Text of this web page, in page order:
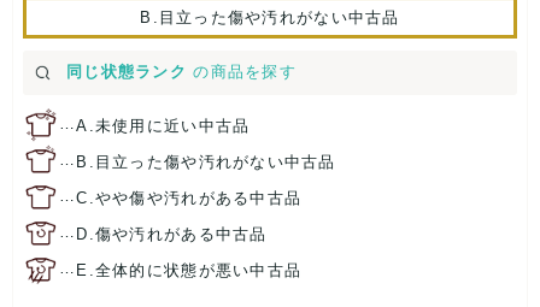
B.目立った傷や汚れがない中古品
同じ状態ランク の商品を探す
…A.未使用に近い中古品
… B.目立った傷や汚れがない中古品
…C.やや傷や汚れがある中古品
… D.傷や汚れがある中古品
… E.全体的に状態が悪い中古品